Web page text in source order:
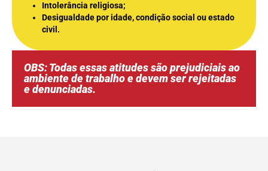
Intolerância religiosa;
Desigualdade por idade, condição social ou estado
civil.
OBS: Todas essas atitudes são prejudiciais ao
ambiente de trabalho e devem ser rejeitadas
e denunciadas.